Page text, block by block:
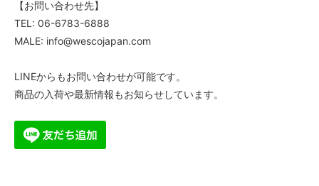
55,000円(税込)
5 1/2D
【お問い合わせ先】
TEL: 06-6783-6888
MALE: info@wescojapan.com
LINEからもお問い合わせが可能です。
商品の入荷や最新情報もお知らせしています。